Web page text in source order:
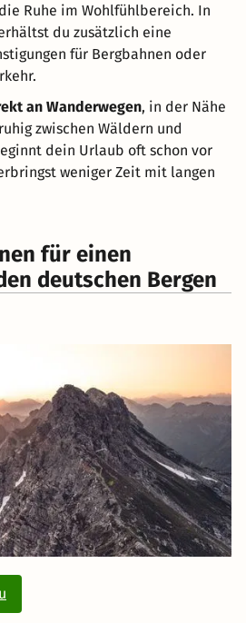
Ruhe im Wohlfühlbereich. In
du zusätzlich eine
für Bergbahnen oder
an Wanderwegen, in der Nähe
zwischen Wäldern und
dein Urlaub oft schon vor
weniger Zeit mit langen
für einen
deutschen Bergen